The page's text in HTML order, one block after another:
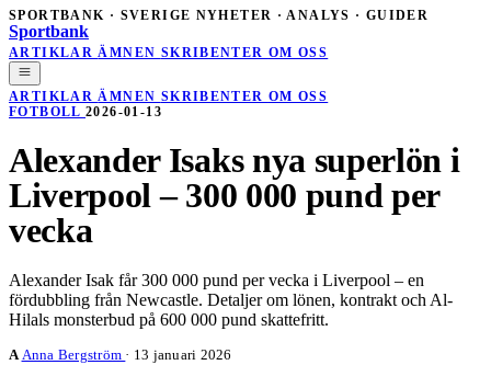
SPORTBANK · SVERIGE NYHETER · ANALYS · GUIDER
Sportbank
ARTIKLAR ÄMNEN SKRIBENTER OM OSS
ARTIKLAR ÄMNEN SKRIBENTER OM OSS
FOTBOLL2026-01-13
Alexander Isaks nya superlön i
Liverpool – 300 000 pund per
vecka
Alexander Isak får 300 000 pund per vecka i Liverpool – en
fördubbling från Newcastle. Detaljer om lönen, kontrakt och Al-
Hilals monsterbud på 600 000 pund skattefritt.
AAnna Bergström · 13 januari 2026